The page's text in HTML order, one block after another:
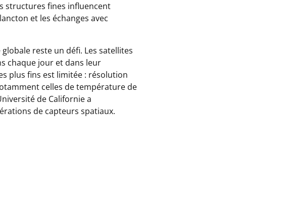
structures fines influencent
et les échanges avec
reste un défi. Les satellites
chaque jour et dans leur
plus fins est limitée : résolution
celles de température de
de Californie a
de capteurs spatiaux.